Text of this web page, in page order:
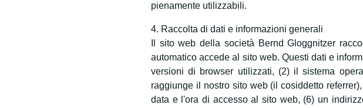
pienamente utilizzabili.
4. Raccolta di dati e informazioni generali
Il sito web della società Bernd Gloggnitzer
automatico accede al sito web. Questi dati e
versioni di browser utilizzati, (2) il sistema
raggiunge il nostro sito web (il cosiddetto
data e l'ora di accesso al sito web, (6) un